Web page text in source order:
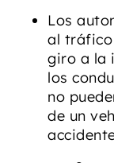
Los
al tráfico
giro a la
los
no
de un